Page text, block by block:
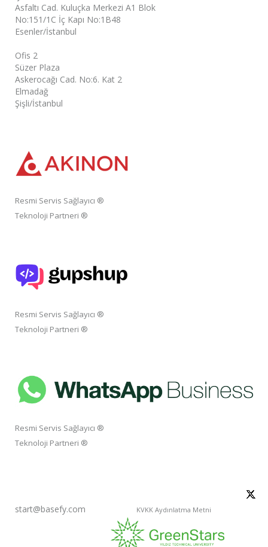
Asfaltı Cad. Kuluçka Merkezi A1 Blok
No:151/1C İç Kapı No:1B48
Esenler/İstanbul
Ofis 2
Süzer Plaza
Askerocağı Cad. No:6. Kat 2
Elmadağ
Şişli/İstanbul
Resmi Servis Sağlayıcı ®
Teknoloji Partneri ®
Resmi Servis Sağlayıcı ®
Teknoloji Partneri ®
Resmi Servis Sağlayıcı ®
Teknoloji Partneri ®
start@basefy.com KVKK Aydınlatma Metni